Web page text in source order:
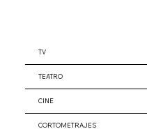
TV
TEATRO
CINE
CORTOMETRAJES